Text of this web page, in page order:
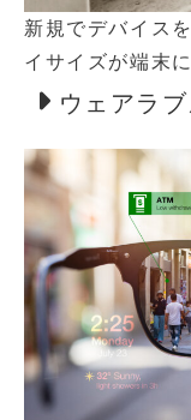
新規でデバイス
イサイズが端末
ウェアラ